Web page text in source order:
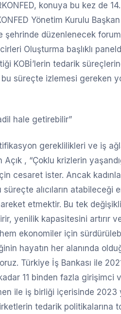
konuya bu kez de
Yönetim Kurulu Başkan
şehrinde düzenlenecek
Oluşturma başlıklı
KOBİ’lerin tedarik
süreçte izlemesi gereken
hale getirebilir”
gereklilikleri ve iş
, “Çoklu krizlerin
cesaret ister. Ancak
alıcıların atabileceği
etmektir. Bu tek
yenilik kapasitesini artırır
ekonomiler için
hayatın her alanında
Türkiye İş Bankası ile
11 binden fazla girişimci
ile iş birliği içerisinde 2023
tedarik